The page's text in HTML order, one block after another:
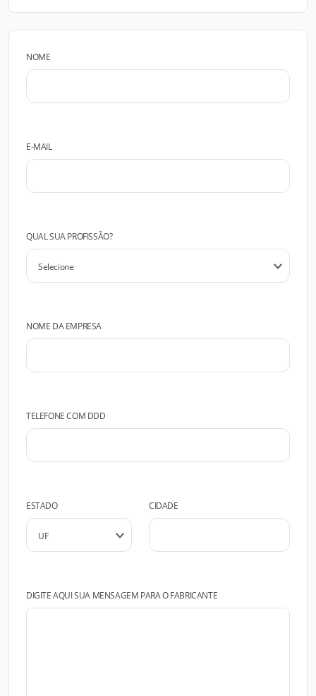
NOME
E-MAIL
QUAL SUA PROFISSÃO?
NOME DA EMPRESA
TELEFONE COM DDD
ESTADO CIDADE
DIGITE AQUI SUA MENSAGEM PARA O FABRICANTE